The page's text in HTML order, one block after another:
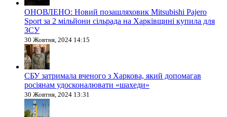
ОНОВЛЕНО: Новий позашляховик Mitsubishi Pajero
Sport за 2 мільйони сільрада на Харківщині купила для
ЗСУ
30 Жовтня, 2024 14:15
СБУ затримала вченого з Харкова, який допомагав
росіянам удосконалювати «шахеди»
30 Жовтня, 2024 13:31